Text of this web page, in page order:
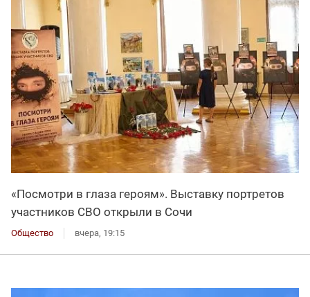
«Посмотри в глаза героям». Выставку портретов
участников СВО открыли в Сочи
Общество вчера, 19:15